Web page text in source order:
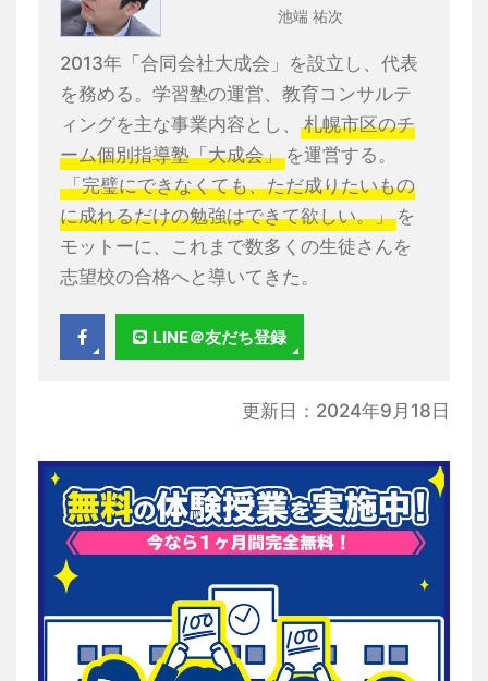
池端 祐次
2013年「合同会社大成会」を設立し、代表
を務める。学習塾の運営、教育コンサルテ
ィングを主な事業内容とし、
札幌市区のチ
ーム個別指導塾「大成会」 を運営する。
「完璧にできなくても、ただ成りたいもの
に成れるだけの勉強はできて欲しい。」 を
モットーに、これまで数多くの生徒さんを
志望校の合格へと導いてきた。
LINE＠友だち登録
更新日：2024年9月18日